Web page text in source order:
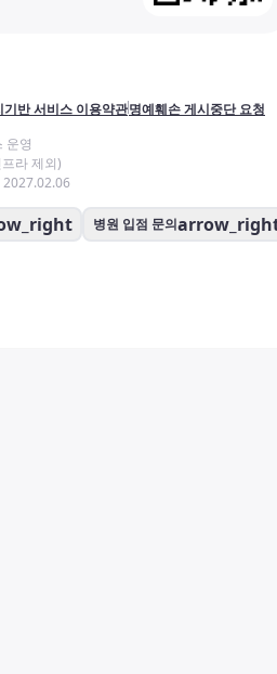
기반 서비스 이용약관명예훼손 게시중단 요청
운영
라 제외)
병원 입점 문의